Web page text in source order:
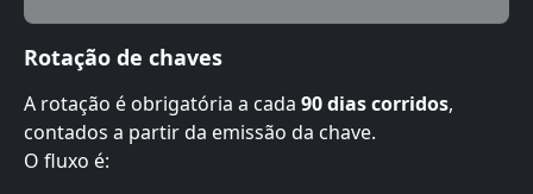
Rotação de chaves
A rotação é obrigatória a cada 90 dias corridos,
contados a partir da emissão da chave.
O fluxo é: